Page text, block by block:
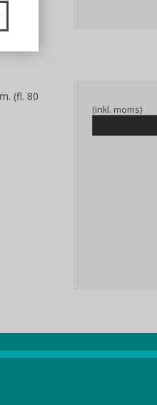
(fl. 80
(inkl. moms)